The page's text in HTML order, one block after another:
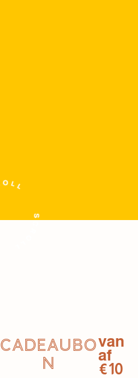
CADEAUBO
N
van
af
€10